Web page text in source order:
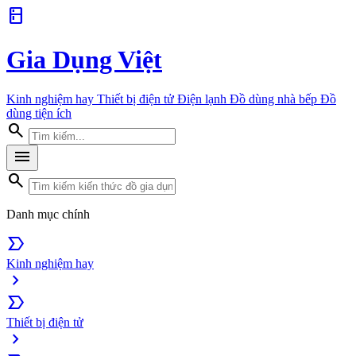
kitchen
Gia Dụng Việt
Kinh nghiệm hay Thiết bị điện tử Điện lạnh Đồ dùng nhà bếp Đồ
dùng tiện ích
search
menu
search
Danh mục chính
label_important
Kinh nghiệm hay
chevron_right
label_important
Thiết bị điện tử
chevron_right